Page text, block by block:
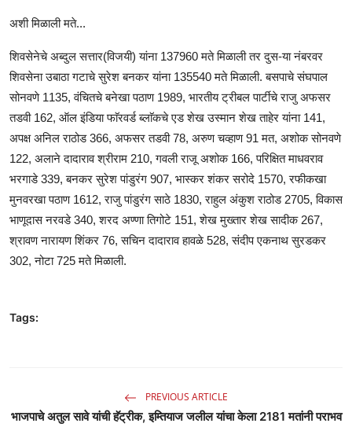
अशी मिळाली मते...
शिवसेनेचे अब्दुल सत्तार(विजयी) यांना 137960 मते मिळाली तर दुस-या नंबरवर
शिवसेना उबाठा गटाचे सुरेश बनकर यांना 135540 मते मिळाली. बसपाचे संघपाल
सोनवणे 1135, वंचितचे बनेखा पठाण 1989, भारतीय ट्रीबल पार्टीचे राजु अफसर
तडवी 162, ऑल इंडिया फाॅरवर्ड ब्लाॅकचे एड शेख उस्मान शेख ताहेर यांना 141,
अपक्ष अनिल राठोड 366, अफसर तडवी 78, अरुण चव्हाण 91 मत, अशोक सोनवणे
122, अलाने दादाराव श्रीराम 210, गवली राजू अशोक 166, परिक्षित माधवराव
भरगाडे 339, बनकर सुरेश पांडुरंग 907, भास्कर शंकर सरोदे 1570, रफीकखा
मुनवरखा पठाण 1612, राजु पांडुरंग साठे 1830, राहुल अंकुश राठोड 2705, विकास
भाणूदास नरवडे 340, शरद अण्णा तिगोटे 151, शेख मुख्तार शेख सादीक 267,
श्रावण नारायण शिंकर 76, सचिन दादाराव हावळे 528, संदीप एकनाथ सुरडकर
302, नोटा 725 मते मिळाली.
Tags:
PREVIOUS ARTICLE
भाजपाचे अतुल सावे यांची हॅट्रीक, इम्तियाज जलील यांचा केला 2181 मतांनी पराभव